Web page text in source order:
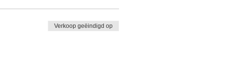
Verkoop geëindigd op